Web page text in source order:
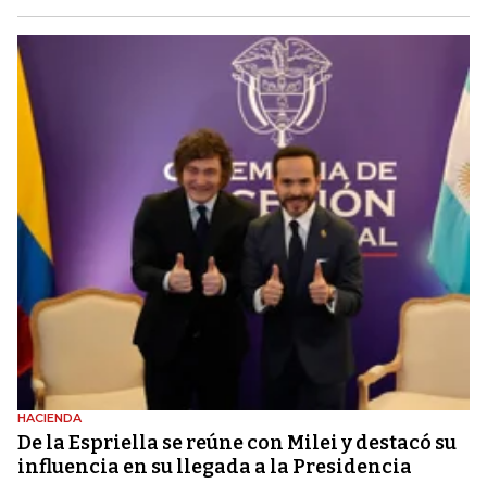
HACIENDA
De la Espriella se reúne con Milei y destacó su
influencia en su llegada a la Presidencia